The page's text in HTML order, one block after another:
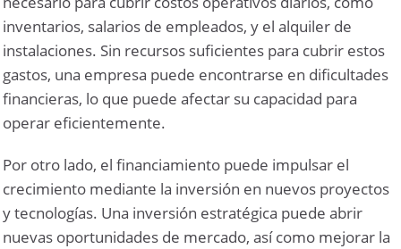
inventarios, salarios de empleados, y el alquiler de
instalaciones. Sin recursos suficientes para cubrir estos
gastos, una empresa puede encontrarse en dificultades
financieras, lo que puede afectar su capacidad para
operar eficientemente.
Por otro lado, el financiamiento puede impulsar el
crecimiento mediante la inversión en nuevos proyectos
y tecnologías. Una inversión estratégica puede abrir
nuevas oportunidades de mercado, así como mejorar la